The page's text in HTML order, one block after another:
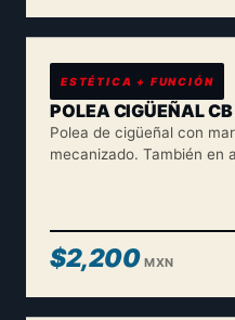
ESTÉTICA + FUNCIÓN
POLEA CIGÜEÑAL
Polea de cigüeñal con
mecanizado. También en
$2,200 MXN